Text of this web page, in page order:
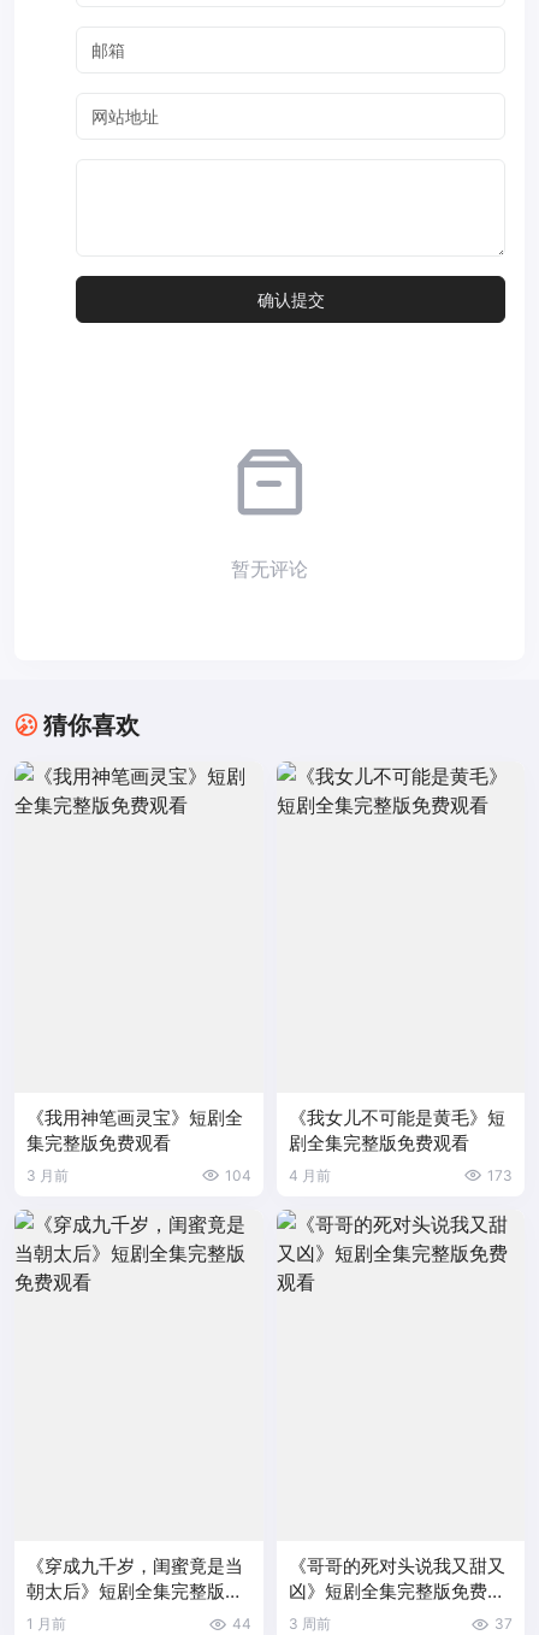
暂无评论
猜你喜欢
《我用神笔画灵宝》短剧全
集完整版免费观看
3 月前 104
《我女儿不可能是黄毛》短
剧全集完整版免费观看
4 月前 173
《穿成九千岁，闺蜜竟是当
朝太后》短剧全集完整版免
费观看
1 月前 44
《哥哥的死对头说我又甜又
凶》短剧全集完整版免费观
看
3 周前 37